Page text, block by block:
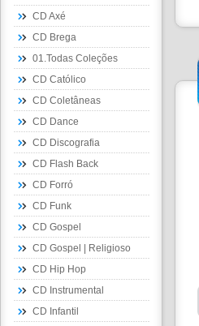
CD Axé
CD Brega
01.Todas Coleções
CD Católico
CD Coletâneas
CD Dance
CD Discografia
CD Flash Back
CD Forró
CD Funk
CD Gospel
CD Gospel | Religioso
CD Hip Hop
CD Instrumental
CD Infantil